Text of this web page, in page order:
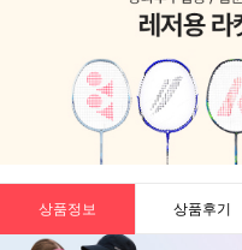
상품정보 상품후기